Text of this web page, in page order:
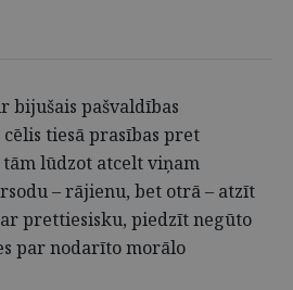
bijušais pašvaldības
tiesā prasības pret
lūdzot atcelt viņam
– rājienu, bet otrā – atzīt
prettiesisku, piedzīt negūto
par nodarīto morālo